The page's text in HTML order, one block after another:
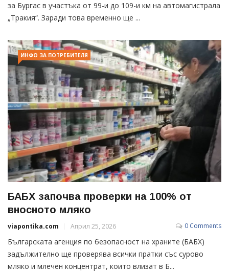
за Бургас в участъка от 99-и до 109-и км на автомагистрала
„Тракия“. Заради това временно ще ...
ИНФО ЗА ПОТРЕБИТЕЛЯ
БАБХ започва проверки на 100% от
вносното мляко
viapontika.com Април 25, 2026 0 Comments
Българската агенция по безопасност на храните (БАБХ)
задължително ще проверява всички пратки със сурово
мляко и млечен концентрат, които влизат в Б...